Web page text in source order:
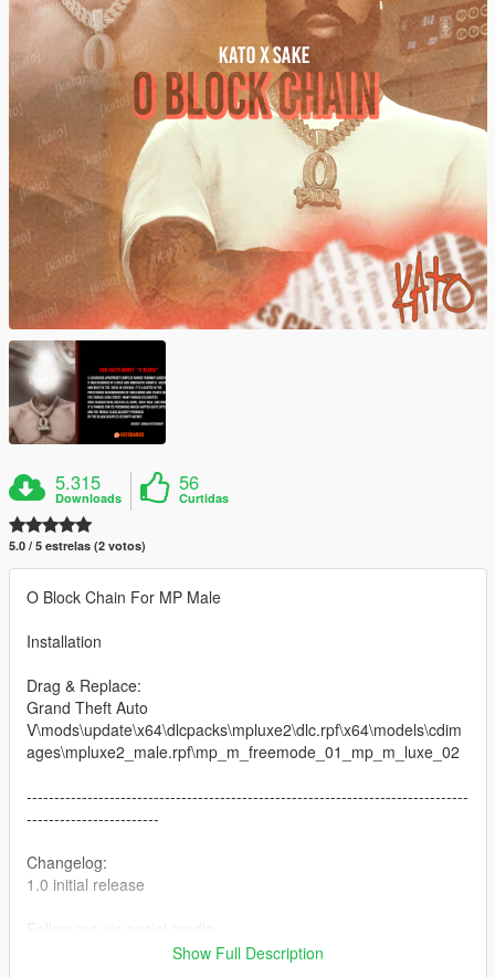
5.315
Downloads
56
Curtidas
5.0 / 5 estrelas (2 votos)
O Block Chain For MP Male
Installation
Drag & Replace:
Grand Theft Auto
V\mods\update\x64\dlcpacks\mpluxe2\dlc.rpf\x64\models\cdim
ages\mpluxe2_male.rpf\mp_m_freemode_01_mp_m_luxe_02
--------------------------------------------------------------------------------
------------------------
Changelog:
1.0 initial release
Instagram - https://www.instagram.com/no_halo4kato
Show Full Description